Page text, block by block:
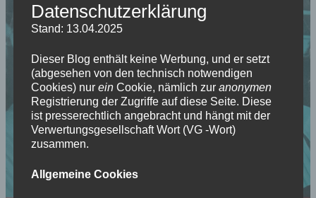
Datenschutzerklärung
Stand: 13.04.2025
Dieser Blog enthält keine Werbung, und er setzt
(abgesehen von den technisch notwendigen
Cookies) nur einCookie, nämlich zur anonymen
Registrierung der Zugriffe auf diese Seite. Diese
ist presserechtlich angebracht und hängt mit der
Verwertungsgesellschaft Wort (VG -Wort)
zusammen.
Allgemeine Cookies